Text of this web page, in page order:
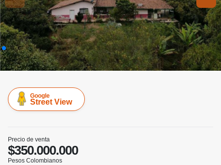
Google
Street View
Precio de venta
$350.000.000
Pesos Colombianos